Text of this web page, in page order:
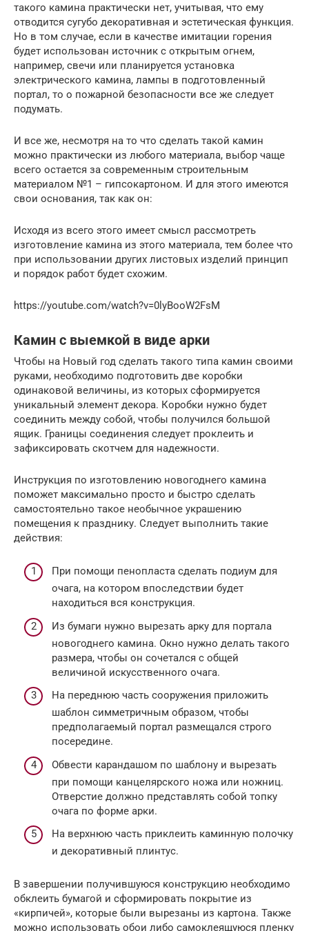
такого камина практически нет, учитывая, что ему
отводится сугубо декоративная и эстетическая функция.
Но в том случае, если в качестве имитации горения
будет использован источник с открытым огнем,
например, свечи или планируется установка
электрического камина, лампы в подготовленный
портал, то о пожарной безопасности все же следует
подумать.
И все же, несмотря на то что сделать такой камин
можно практически из любого материала, выбор чаще
всего остается за современным строительным
материалом №1 – гипсокартоном. И для этого имеются
свои основания, так как он:
Исходя из всего этого имеет смысл рассмотреть
изготовление камина из этого материала, тем более что
при использовании других листовых изделий принцип
и порядок работ будет схожим.
https://youtube.com/watch?v=0lyBooW2FsM
Камин с выемкой в виде арки
Чтобы на Новый год сделать такого типа камин своими
руками, необходимо подготовить две коробки
одинаковой величины, из которых сформируется
уникальный элемент декора. Коробки нужно будет
соединить между собой, чтобы получился большой
ящик. Границы соединения следует проклеить и
зафиксировать скотчем для надежности.
Инструкция по изготовлению новогоднего камина
поможет максимально просто и быстро сделать
самостоятельно такое необычное украшению
помещения к празднику. Следует выполнить такие
действия:
При помощи пенопласта сделать подиум для
очага, на котором впоследствии будет
находиться вся конструкция.
Из бумаги нужно вырезать арку для портала
новогоднего камина. Окно нужно делать такого
размера, чтобы он сочетался с общей
величиной искусственного очага.
На переднюю часть сооружения приложить
шаблон симметричным образом, чтобы
предполагаемый портал размещался строго
посередине.
Обвести карандашом по шаблону и вырезать
при помощи канцелярского ножа или ножниц.
Отверстие должно представлять собой топку
очага по форме арки.
На верхнюю часть приклеить каминную полочку
и декоративный плинтус.
В завершении получившуюся конструкцию необходимо
обклеить бумагой и сформировать покрытие из
«кирпичей», которые были вырезаны из картона. Также
можно использовать обои либо самоклеящуюся пленку